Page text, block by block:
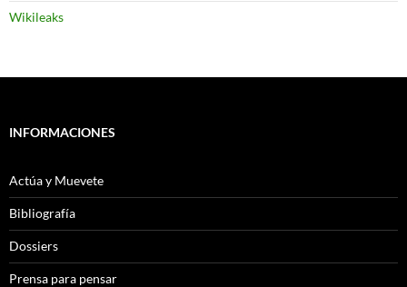
Wikileaks
INFORMACIONES
Actúa y Muevete
Bibliografía
Dossiers
Prensa para pensar